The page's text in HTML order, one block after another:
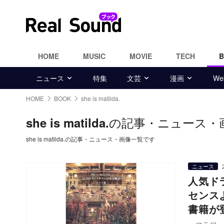
HOME MUSIC MOVIE TECH
ニュース 特集 文芸 漫画
HOME BOOK she is matilda.
she is matilda.の記事・ニュース・
she is matilda.の記事・ニュース・画像一覧です
ニュース
人気
センス
書籍が